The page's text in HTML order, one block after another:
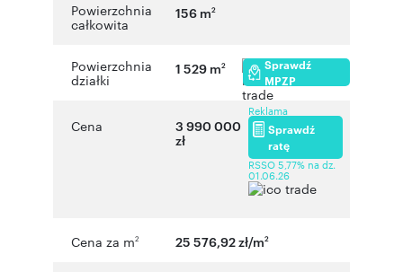
Powierzchnia
całkowita
156 m2
Powierzchnia
działki
1 529 m2
Sprawdź
MPZP
Cena
3 990 000
zł
Reklama
Sprawdź
ratę
RSSO 5,77% na dz.
01.06.26
Cena za m2 25 576,92 zł/m2